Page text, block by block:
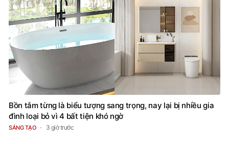
Bồn tắm từng là biểu tượng sang trọng, nay lại bị nhiều gia
đình loại bỏ vì 4 bất tiện khó ngờ
SÁNG TẠO 3 giờ trước